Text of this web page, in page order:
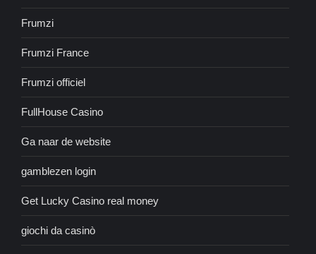
Frumzi
Frumzi France
Frumzi officiel
FullHouse Casino
Ga naar de website
gamblezen login
Get Lucky Casino real money
giochi da casinò